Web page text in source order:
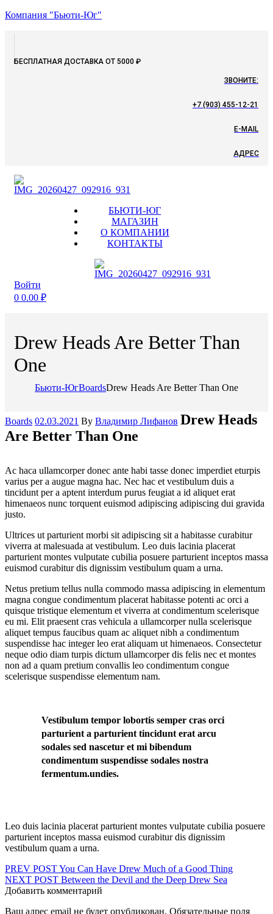
Компания "Бьюти-Юг"
БЕСПЛАТНАЯ ДОСТАВКА ОТ 5000 ₽
ЗВОНИТЕ:
+7 (903) 455-12-21
E-MAIL
АДРЕС
БЬЮТИ-ЮГ
МАГАЗИН
О КОМПАНИИ
КОНТАКТЫ
Войти
0 0.00 ₽
Drew Heads Are Better Than
One
Бьюти-ЮгBoardsDrew Heads Are Better Than One
Categories
Boards 02.03.2021 By Владимир Лифанов Drew Heads
Are Better Than One
Ac haca ullamcorper donec ante habi tasse donec imperdiet eturpis
varius per a augue magna hac. Nec hac et vestibulum duis a
tincidunt per a aptent interdum purus feugiat a id aliquet erat
himenaeos nunc torquent euismod adipiscing adipiscing dui gravida
justo.
Ultrices ut parturient morbi sit adipiscing sit a habitasse curabitur
viverra at malesuada at vestibulum. Leo duis lacinia placerat
parturient montes vulputate cubilia posuere parturient inceptos massa
euismod curabitur dis dignissim vestibulum quam a urna.
Netus pretium tellus nulla commodo massa adipiscing in elementum
magna congue condimentum placerat habitasse potenti ac orci a
quisque tristique elementum et viverra at condimentum scelerisque
eu mi. Elit praesent cras vehicula a ullamcorper nulla scelerisque
aliquet tempus faucibus quam ac aliquet nibh a condimentum
suspendisse hac integer leo erat aliquam ut himenaeos. Consectetur
neque odio diam turpis dictum ullamcorper dis felis nec et montes
non ad a quam pretium convallis leo condimentum congue
scelerisque suspendisse elementum nam.
Vestibulum tempor lobortis semper cras orci
parturient a parturient tincidunt erat arcu
sodales sed nascetur et mi bibendum
condimentum suspendisse sodales nostra
fermentum.undies.
Leo duis lacinia placerat parturient montes vulputate cubilia posuere
parturient inceptos massa euismod curabitur dis dignissim
vestibulum quam a urna.
Навигация
по
PREV POSTYou Can Have Drew Much of a Good Thing
NEXT POST Between the Devil and the Deep Drew Sea
Добавить комментарий
Ваш адрес email не будет опубликован. Обязательные поля